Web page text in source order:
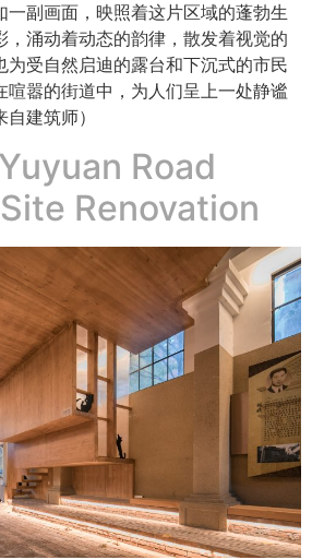
一副画面，映照着这片区域的蓬勃生
，涌动着动态的韵律，散发着视觉的
为受自然启迪的露台和下沉式的市民
喧嚣的街道中，为人们呈上一处静谧
建筑师）
Road
Renovation